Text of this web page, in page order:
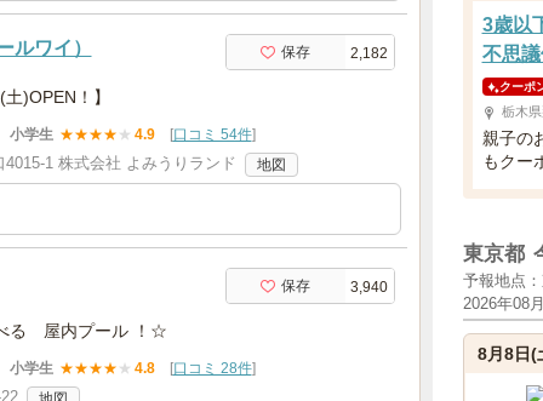
ワイ） 保存 2,182
)OPEN！】
小学生 ★★★★ ★ 4.9 [口コミ 54件]
1 株式会社 よみうりランド 地図
保存 3,940
る 屋内プール ！☆
小学生 ★★★★ ★ 4.8 [口コミ 28件]
3歳以
不思
クーポ
栃木
親子の
もクー
東京都
予報地点
2026年08
8月8日(